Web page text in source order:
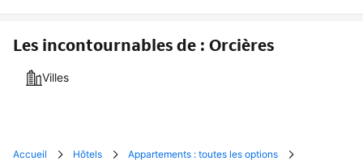
Les incontournables de : Orcières
Villes
Accueil Hôtels
Appartements : toutes les options